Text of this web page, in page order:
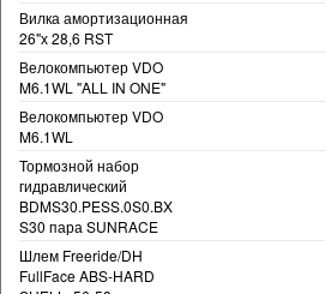
Вилка амортизационная
26"х 28,6 RST
Велокомпьютер VDO
M6.1WL "ALL IN ONE"
Велокомпьютер VDO
M6.1WL
Тормозной набор
гидравлический
BDMS30.PESS.0S0.BX
S30 пара SUNRACE
Шлем Freeride/DH
FullFace ABS-HARD